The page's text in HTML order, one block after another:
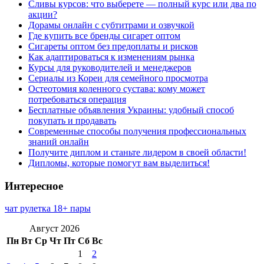
Сливы курсов: что выберете — полный курс или два по
акции?
Дорамы онлайн с субтитрами и озвучкой
Где купить все бренды сигарет оптом
Сигареты оптом без предоплаты и рисков
Как адаптироваться к изменениям рынка
Курсы для руководителей и менеджеров
Сериалы из Кореи для семейного просмотра
Остеотомия коленного сустава: кому может
потребоваться операция
Бесплатные объявления Украины: удобный способ
покупать и продавать
Современные способы получения профессиональных
знаний онлайн
Получите диплом и станьте лидером в своей области!
Дипломы, которые помогут вам выделиться!
Интересное
чат рулетка 18+ пары
Август 2026
Пн Вт Ср Чт Пт Сб Вс
1
2